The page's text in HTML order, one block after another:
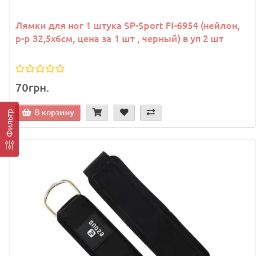
Фильтр
Лямки для ног 1 штука SP-Sport FI-6954 (нейлон,
р-р 32,5х6см, цена за 1 шт , черный) в уп 2 шт
70грн.
В корзину